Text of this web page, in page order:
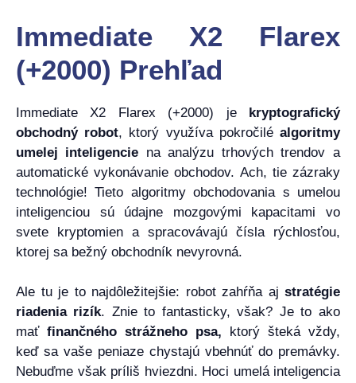
Immediate X2 Flarex
(+2000) Prehľad
Immediate X2 Flarex (+2000) je kryptografický
obchodný robot, ktorý využíva pokročilé algoritmy
umelej inteligencie na analýzu trhových trendov a
automatické vykonávanie obchodov. Ach, tie zázraky
technológie! Tieto algoritmy obchodovania s umelou
inteligenciou sú údajne mozgovými kapacitami vo
svete kryptomien a spracovávajú čísla rýchlosťou,
ktorej sa bežný obchodník nevyrovná.
Ale tu je to najdôležitejšie: robot zahŕňa aj stratégie
riadenia rizík. Znie to fantasticky, však? Je to ako
mať finančného strážneho psa, ktorý šteká vždy,
keď sa vaše peniaze chystajú vbehnúť do premávky.
Nebuďme však príliš hviezdni. Hoci umelá inteligencia